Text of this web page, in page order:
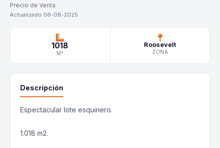
Precio de Venta
Actualizado 06-08-2025
1018
M²
Roosevelt
ZONA
Descripción
Espectacular lote esquinero.
1.018 m2.